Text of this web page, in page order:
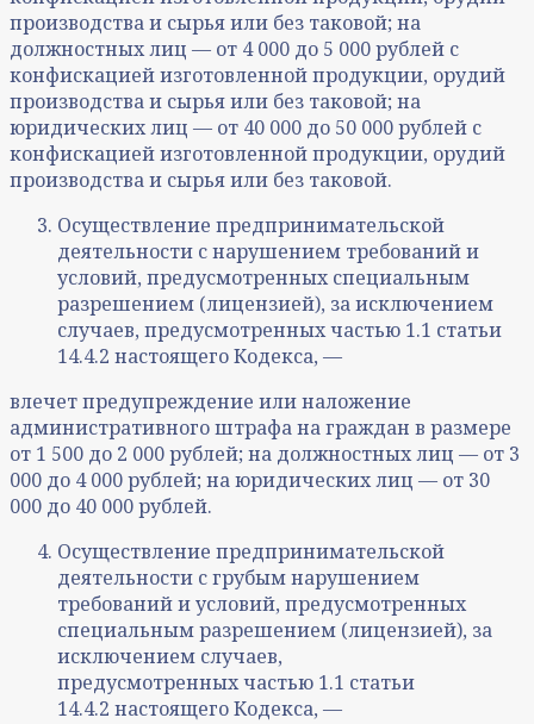
производства и сырья или без таковой; на
должностных лиц — от 4 000 до 5 000 рублей с
конфискацией изготовленной продукции, орудий
производства и сырья или без таковой; на
юридических лиц — от 40 000 до 50 000 рублей с
конфискацией изготовленной продукции, орудий
производства и сырья или без таковой.
Осуществление предпринимательской
деятельности с нарушением требований и
условий, предусмотренных специальным
разрешением (лицензией), за исключением
случаев, предусмотренных частью 1.1 статьи
14.4.2 настоящего Кодекса, —
влечет предупреждение или наложение
административного штрафа на граждан в размере
от 1 500 до 2 000 рублей; на должностных лиц — от 3
000 до 4 000 рублей; на юридических лиц — от 30
000 до 40 000 рублей.
Осуществление предпринимательской
деятельности с грубым нарушением
требований и условий, предусмотренных
специальным разрешением (лицензией), за
исключением случаев,
предусмотренных частью 1.1 статьи
14.4.2 настоящего Кодекса, —